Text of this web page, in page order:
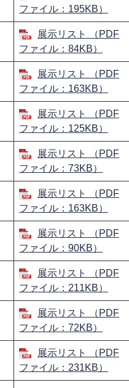
ファイル：195KB）
展示リスト （PDF
ファイル：84KB）
展示リスト （PDF
ファイル：163KB）
展示リスト （PDF
ファイル：125KB）
展示リスト （PDF
ファイル：73KB）
展示リスト （PDF
ファイル：163KB）
展示リスト （PDF
ファイル：90KB）
展示リスト （PDF
ファイル：211KB）
展示リスト （PDF
ファイル：72KB）
展示リスト （PDF
ファイル：231KB）